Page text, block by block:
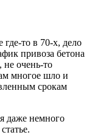
то в 70-х, дело
привоза бетона
очень-то
многое шло и
срокам
даже немного